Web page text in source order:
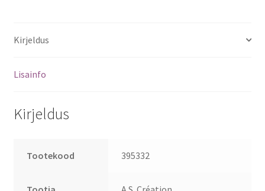
Kirjeldus
Lisainfo
Kirjeldus
Tootekood 395332